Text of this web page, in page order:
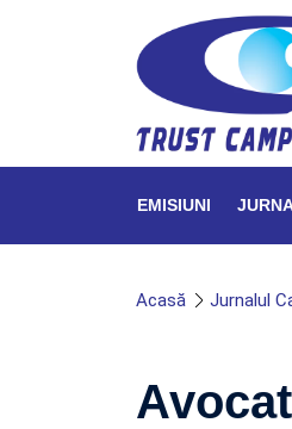
EMISIUNI
Acasă Jurnalul